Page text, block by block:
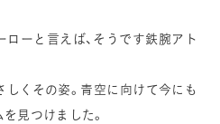
ーと言えば、そうです鉄腕アト
くその姿。青空に向けて今にも
見つけました。